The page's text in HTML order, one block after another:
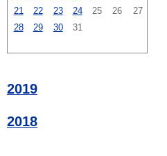
21
22 23 24 25 26
27
28
29 30 31
2019
2018